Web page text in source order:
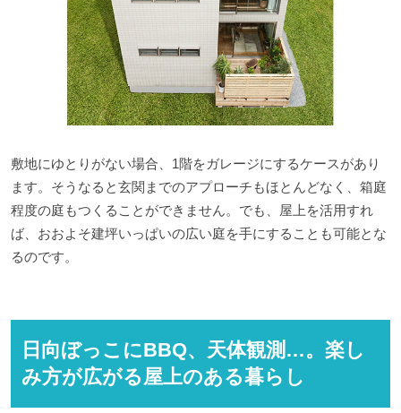
敷地にゆとりがない場合、1階をガレージにするケースがあり
ます。そうなると玄関までのアプローチもほとんどなく、箱庭
程度の庭もつくることができません。でも、屋上を活用すれ
ば、おおよそ建坪いっぱいの広い庭を手にすることも可能とな
るのです。
日向ぼっこにBBQ、天体観測…。楽し
み方が広がる屋上のある暮らし